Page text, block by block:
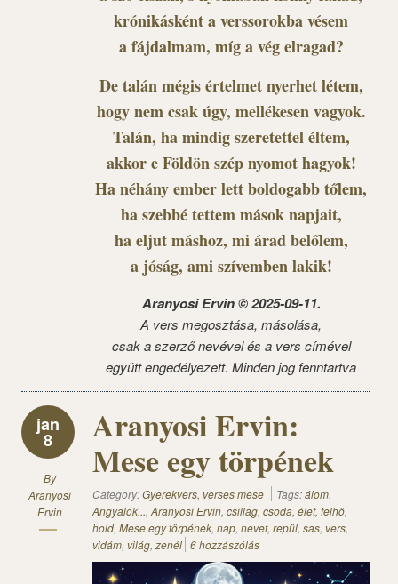
krónikásként a verssorokba vésem
a fájdalmam, míg a vég elragad?
De talán mégis értelmet nyerhet létem,
hogy nem csak úgy, mellékesen vagyok.
Talán, ha mindig szeretettel éltem,
akkor e Földön szép nyomot hagyok!
Ha néhány ember lett boldogabb tőlem,
ha szebbé tettem mások napjait,
ha eljut máshoz, mi árad belőlem,
a jóság, ami szívemben lakik!
Aranyosi Ervin © 2025-09-11.
A vers megosztása, másolása,
csak a szerző nevével és a vers címével
együtt engedélyezett. Minden jog fenntartva
jan
8
By
Aranyosi
Ervin
Aranyosi Ervin:
Mese egy törpének
Category:Gyerekvers, verses mese Tags:álom,
Angyalok..., Aranyosi Ervin, csillag, csoda, élet, felhő,
hold, Mese egy törpének, nap, nevet, repül, sas, vers,
vidám, világ, zenél 6 hozzászólás